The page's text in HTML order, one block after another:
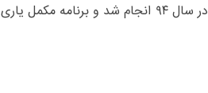
عزیزی با تاکید بر ید رسانی برای زنان باردار اظهار کرد: اولین بررسی ملی زنان باردار در سال ۹۴ انجام شد و برنامه مکمل یاری